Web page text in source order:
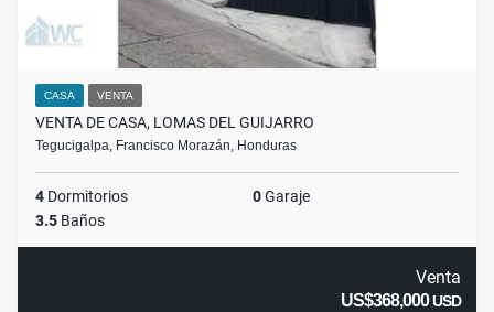
CASA VENTA
VENTA DE CASA, LOMAS DEL GUIJARRO
Tegucigalpa, Francisco Morazán, Honduras
4 Dormitorios 0Garaje
3.5 Baños
Venta
US$368,000USD